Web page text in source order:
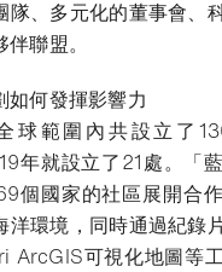
隊、多元化的董事會、
聯盟。
如何發揮影響力
球範圍內共設立了
年就設立了21處。「
個國家的社區展開合
環境，同時通過紀錄
ArcGIS可視化地圖等